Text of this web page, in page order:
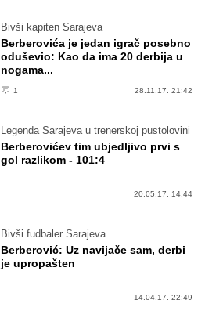
Bivši kapiten Sarajeva
Berberovića je jedan igrač posebno
oduševio: Kao da ima 20 derbija u
nogama...
1 28.11.17. 21:42
Legenda Sarajeva u trenerskoj pustolovini
Berberovićev tim ubjedljivo prvi s
gol razlikom - 101:4
20.05.17. 14:44
Bivši fudbaler Sarajeva
Berberović: Uz navijače sam, derbi
je upropašten
14.04.17. 22:49